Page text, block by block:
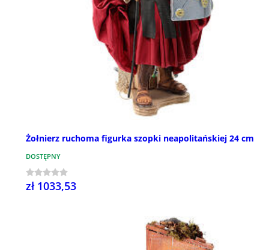
Żołnierz ruchoma figurka szopki neapolitańskiej 24 cm
DOSTĘPNY
zł 1033,53